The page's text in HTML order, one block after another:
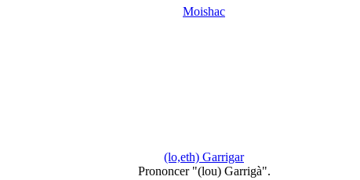
Moishac
(lo,eth) Garrigar
Prononcer "(lou) Garrigà".